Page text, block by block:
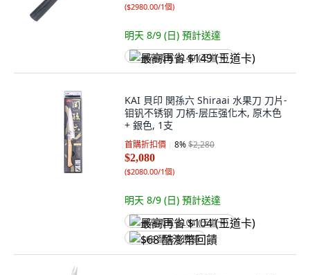
($2980.00/1個)
明天 8/9 (日) 預計送達
最高再省 $149 (王道卡)
KAI 貝印 関孫六 Shiraai 水果刀 刀片-
钼钒不锈钢 刀柄-层压强化木, 原木色
+ 銀色, 1支
首購折扣價 8%$2,280
$2,080
($2080.00/1個)
明天 8/9 (日) 預計送達
最高再省 $104 (王道卡)
$68 酷澎幣回饋